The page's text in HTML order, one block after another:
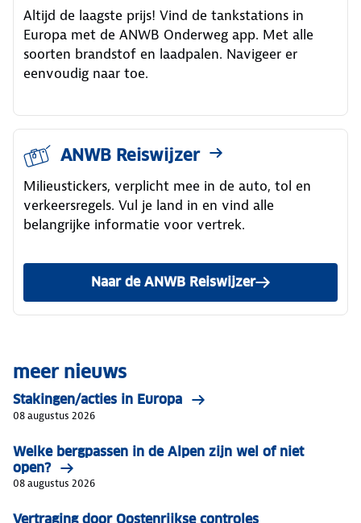
Altijd de laagste prijs! Vind de tankstations in
Europa met de ANWB Onderweg app. Met alle
soorten brandstof en laadpalen. Navigeer er
eenvoudig naar toe.
ANWB Reiswijzer
Milieustickers, verplicht mee in de auto, tol en
verkeersregels. Vul je land in en vind alle
belangrijke informatie voor vertrek.
Naar de ANWB Reiswijzer
meer nieuws
Stakingen/acties in Europa
08 augustus 2026
Welke bergpassen in de Alpen zijn wel of niet
open?
08 augustus 2026
Vertraging door Oostenrijkse controles